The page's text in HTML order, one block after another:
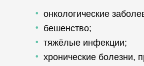
онкологические
бешенство;
тяжёлые инфекции;
хронические болезни,